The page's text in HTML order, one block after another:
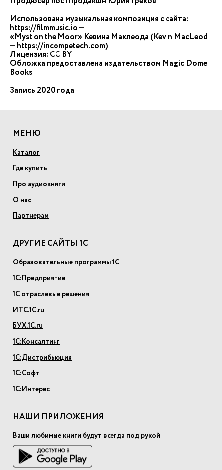
Использована музыкальная композиция с сайта:
https://filmmusic.io —
«Myst on the Moor» Кевина Маклеода (Kevin MacLeod
— https://incompetech.com)
Лицензия: CC BY
Обложка предоставлена издательством Magic Domе
Books
Запись 2020 года
МЕНЮ
Каталог
Где купить
Про аудиокниги
О нас
Партнерам
ДРУГИЕ САЙТЫ 1С
Образовательные программы 1С
1С:Предприятие
1С отраслевые решения
ИТС.1С.ru
БУХ.1С.ru
1С:Консалтинг
1С:Дистрибьюция
1С:Софт
1С:Интерес
НАШИ ПРИЛОЖЕНИЯ
Ваши любимые книги будут всегда под рукой